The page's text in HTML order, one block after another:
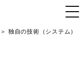
独自の技術（システム）